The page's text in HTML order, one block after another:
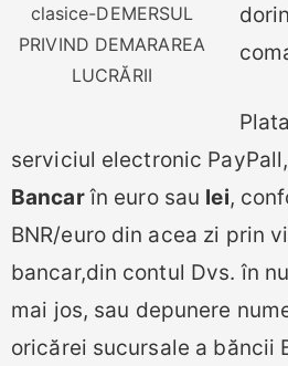
clasice-DEMERSUL
PRIVIND DEMARAREA
LUCRĂRII
serviciul electronic
Bancarîn euro sau lei,
BNR/euro din acea zi prin
bancar,din contul Dvs. în
mai jos, sau depunere
oricărei sucursale a băncii